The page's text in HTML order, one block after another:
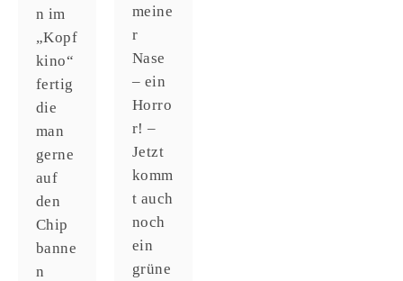
n im
„Kopf
kino“
fertig
die
man
gerne
auf
den
Chip
banne
n
meine
r
Nase
– ein
Horro
r! –
Jetzt
komm
t auch
noch
ein
grüne